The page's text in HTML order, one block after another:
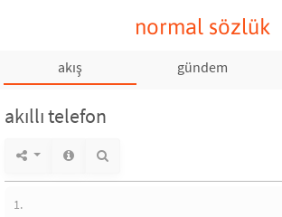
normal sözlük
akış gündem
akıllı telefon
1.